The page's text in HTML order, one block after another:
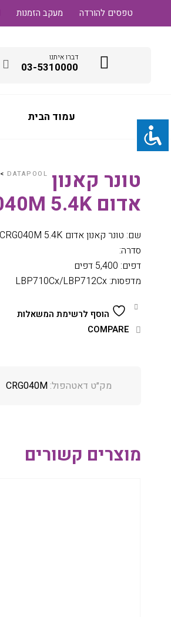
מעקב הזמנות טפסים להורדה
דברו איתנו
03-5310000
עמוד הבית
DATAPOOL
>
טונר קאנון
אדום CRG040M 5.4K
שם: טונר קאנון אדום CRG040M 5.4K
סדרה:
דפים: 5,400 דפים
מדפסות: LBP710Cx/LBP712Cx
הוסף לרשימת המשאלות
COMPARE
מק״ט דאטהפול: CRG040M
מוצרים קשורים